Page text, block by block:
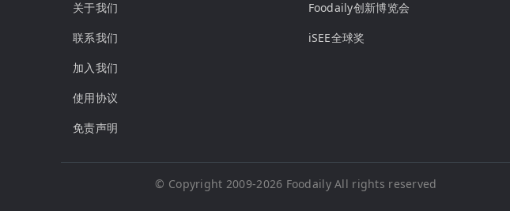
关于我们
联系我们
加入我们
使用协议
免责声明
Foodaily创新博览会
iSEE全球奖
© Copyright 2009-2026 FoodailyAll rights reserved